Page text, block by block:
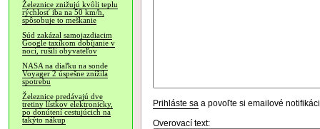
Železnice znižujú kvôli teplu
rýchlosť iba na 50 km/h,
spôsobuje to meškanie
Súd zakázal samojazdiacim
Google taxíkom dobíjanie v
noci, rušili obyvateľov
NASA na diaľku na sonde
Voyager 2 úspešne znížila
spotrebu
Železnice predávajú dve
tretiny lístkov elektronicky,
po donútení cestujúcich na
takýto nákup
Prihláste sa a povoľte si emailové
Overovací text: